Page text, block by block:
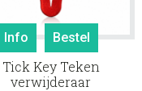
Info Bestel
Tick Key Teken
verwijderaar